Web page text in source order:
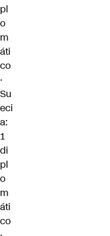
pl
o
m
áti
co
·
Su
eci
a:
1
di
pl
o
m
áti
co